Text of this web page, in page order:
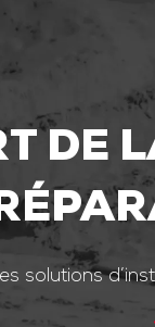
DE
solutions